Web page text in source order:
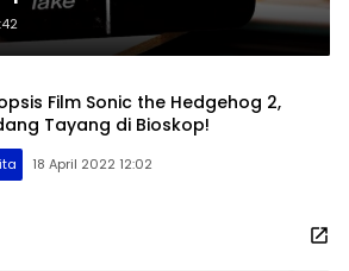
Film Sonic the Hedgehog 2,
Tayang di Bioskop!
18 April 2022 12:02